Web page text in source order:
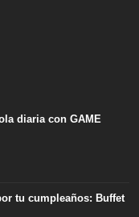
diaria con GAME
tu cumpleaños: Buffet